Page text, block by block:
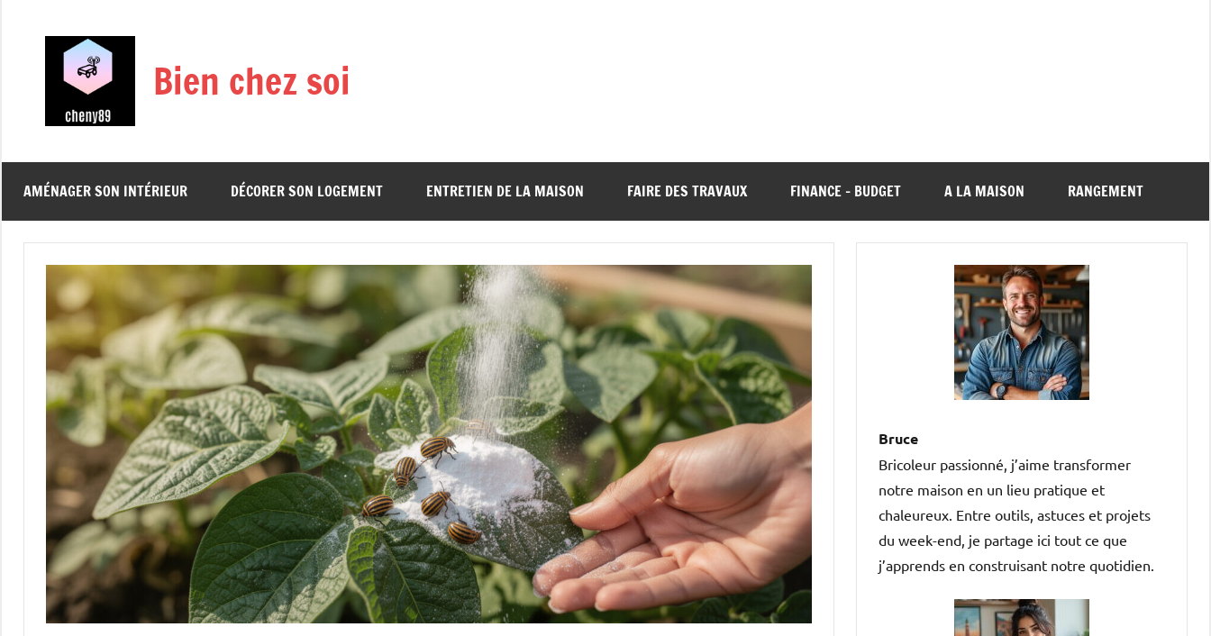
Bien chez soi
AMÉNAGER SON INTÉRIEUR DÉCORER SON LOGEMENT ENTRETIEN DE LA MAISON FAIRE DES TRAVAUX FINANCE – BUDGET A LA MAISON RANGEMENT
Bruce
Bricoleur passionné, j’aime transformer
notre maison en un lieu pratique et
chaleureux. Entre outils, astuces et projets
du week-end, je partage ici tout ce que
j’apprends en construisant notre quotidien.